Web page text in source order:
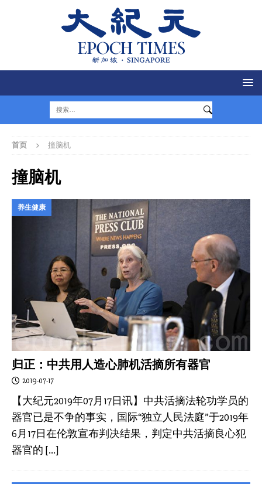
首页 撞脑机
撞脑机
养生健康
归正：中共用人造心肺机活摘所有器官
2019-07-17
【大纪元2019年07月17日讯】中共活摘法轮功学员的
器官已是不争的事实，国际“独立人民法庭”于2019年
6月17日在伦敦宣布判决结果，判定中共活摘良心犯
器官的 […]